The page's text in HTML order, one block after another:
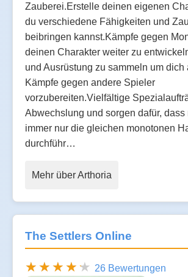
Zauberei.Erstelle deinen eigenen
du verschiedene Fähigkeiten und
beibringen kannst.Kämpfe gegen
deinen Charakter weiter zu
und Ausrüstung zu sammeln um dich
Kämpfe gegen andere Spieler
vorzubereiten.Vielfältige
Abwechslung und sorgen dafür, dass
immer nur die gleichen monotonen
durchführ…
Mehr über Arthoria
The Settlers Online
26 Bewertungen